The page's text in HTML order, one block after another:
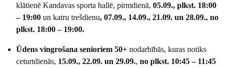
klātienē Kandavas sporta hallē, pirmdienā,05.09., plkst. 18:00
– 19:00 un katru trešdienu, 07.09., 14.09., 21.09. un 28.09., no
plkst. 18:00 – 19:00.
Ūdens vingrošana senioriem 50+nodarbībās, kuras notiks
ceturtdienās, 15.09., 22.09. un 29.09.,no plkst. 10:45 – 11:45